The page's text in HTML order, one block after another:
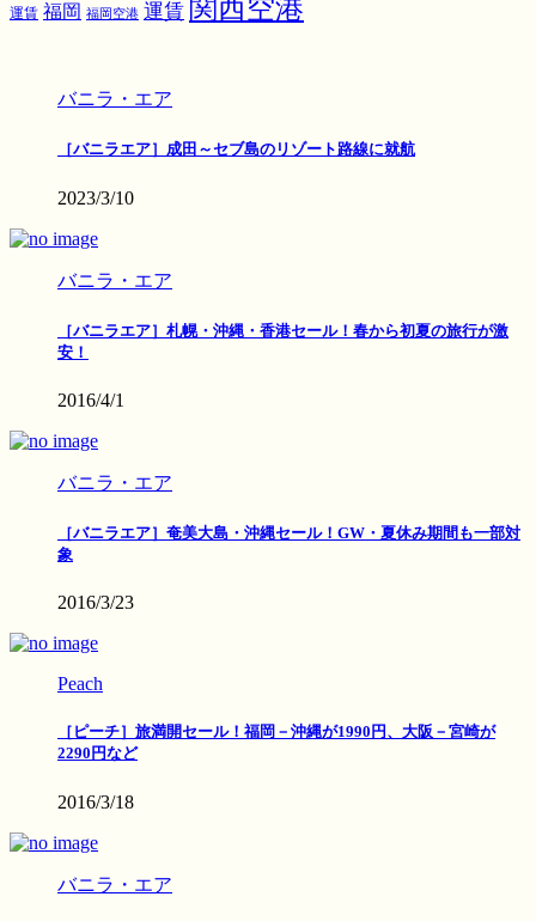
運賃 福岡 福岡空港 運賃 関西空港
バニラ・エア
［バニラエア］成田～セブ島のリゾート路線に就航
2023/3/10
バニラ・エア
［バニラエア］札幌・沖縄・香港セール！春から初夏の旅行が激
安！
2016/4/1
バニラ・エア
［バニラエア］奄美大島・沖縄セール！GW・夏休み期間も一部対
象
2016/3/23
Peach
［ピーチ］旅満開セール！福岡－沖縄が1990円、大阪－宮崎が
2290円など
2016/3/18
バニラ・エア